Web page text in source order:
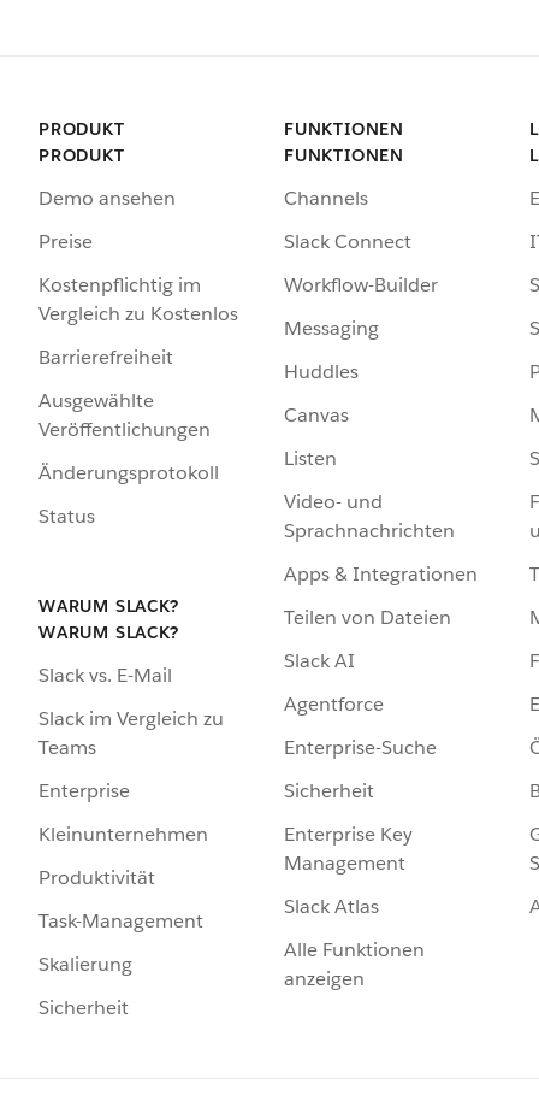
PRODUKT
PRODUKT
Demo ansehen
Preise
Kostenpflichtig im
Vergleich zu Kostenlos
Barrierefreiheit
Ausgewählte
Veröffentlichungen
Änderungsprotokoll
Status
WARUM SLACK?
WARUM SLACK?
Slack vs. E-Mail
Slack im Vergleich zu
Teams
Enterprise
Kleinunternehmen
Produktivität
Task-Management
Skalierung
Sicherheit
FUNKTIONEN
FUNKTIONEN
Channels
Slack Connect
Workflow-Builder
Messaging
Huddles
Canvas
Listen
Video- und
Sprachnachrichten
Apps & Integrationen
Teilen von Dateien
Slack AI
Agentforce
Enterprise-Suche
Sicherheit
Enterprise Key
Management
Slack Atlas
Alle Funktionen
anzeigen